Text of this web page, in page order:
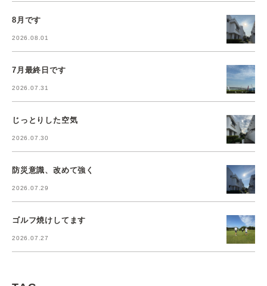
8月です
2026.08.01
7月最終日です
2026.07.31
じっとりした空気
2026.07.30
防災意識、改めて強く
2026.07.29
ゴルフ焼けしてます
2026.07.27